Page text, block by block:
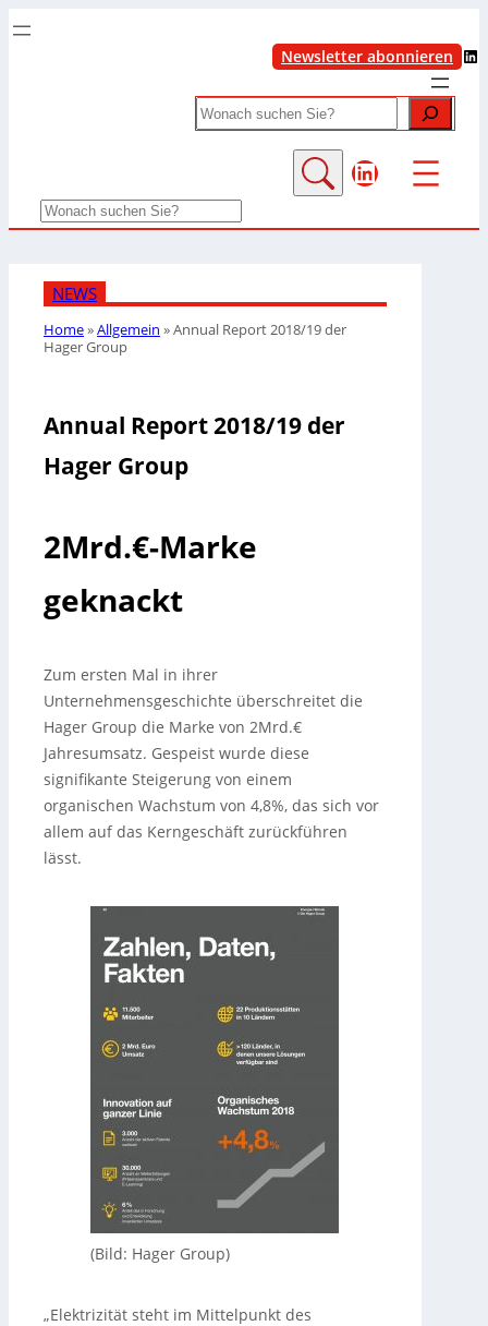
Newsletter abonnieren LinkedIn
Search
LinkedIn
Search
NEWS
Home»Allgemein »Annual Report 2018/19 der
Hager Group
Annual Report 2018/19 der
Hager Group
2Mrd.€-Marke
geknackt
Zum ersten Mal in ihrer
Unternehmensgeschichte überschreitet die
Hager Group die Marke von 2Mrd.€
Jahresumsatz. Gespeist wurde diese
signifikante Steigerung von einem
organischen Wachstum von 4,8%, das sich vor
allem auf das Kerngeschäft zurückführen
lässt.
(Bild: Hager Group)
„Elektrizität steht im Mittelpunkt des